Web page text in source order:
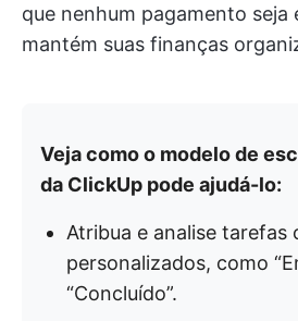
que nenhum pagamento seja
mantém suas finanças
Veja como o modelo de
da ClickUp pode ajudá-lo:
Atribua e analise tarefas
personalizados, como
“Concluído”.